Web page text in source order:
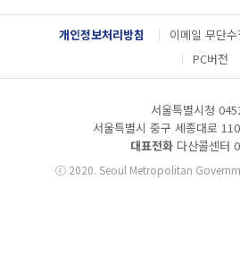
g
l
e
l
개인정보처리방침 이메일 무단
PC버전
서울특별시청
서울특별시 중구 세종대로
대표전화 다산콜센터
ⓒ2020. Seoul Metropolitan